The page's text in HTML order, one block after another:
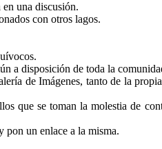
una discusión.
con otros lagos.
a disposición de toda la
de Imágenes, tanto de la
que se toman la molestia de
pon un enlace a la misma.